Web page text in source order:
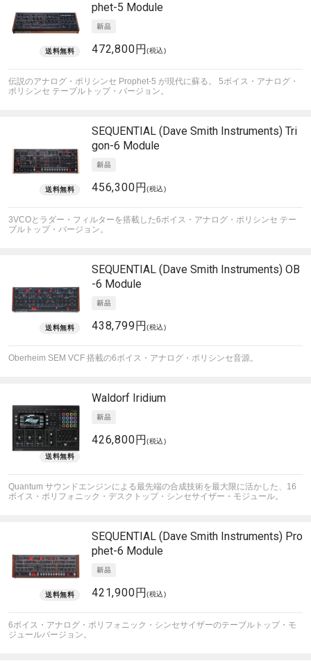
phet-5 Module
472,800円(税込)
伝説のアナログ・ポリシンセ Prophet-5 が現代に蘇る。 5ボイス・アナログ・
ポリシンセ テーブルトップ・バージョン。
SEQUENTIAL (Dave Smith Instruments) Tri
gon-6 Module
456,300円(税込)
3VCOとラダー・フィルターを搭載した6ボイス・アナログ・ポリシンセ テー
ブルトップ・バージョン。
SEQUENTIAL (Dave Smith Instruments) OB
-6 Module
438,799円(税込)
Oberheim SEM VCF 搭載の6ボイス・アナログ・ポリシンセ音源。
Waldorf Iridium
426,800円(税込)
Quantum サウンドエンジンによる最先端の合成技術を最大限に活かした、16
ボイス・ポリフォニック・デスクトップ・シンセサイザー・モジュール。
SEQUENTIAL (Dave Smith Instruments) Pro
phet-6 Module
421,900円(税込)
6ボイス・アナログ・ポリフォニック・シンセサイザーのテーブルトップ・モ
ジュールバージョン。